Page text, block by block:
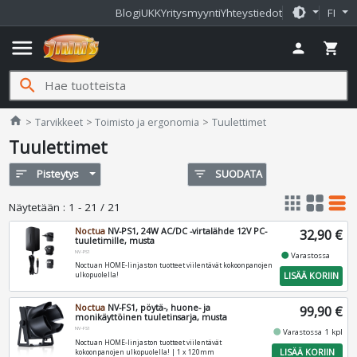
BlogiUKKYritysmyyntiYhteystiedot brightness_medium FI
menu person shopping_cart
search
home Jimms.fi
Tarvikkeet Toimisto ja ergonomia Tuulettimet
Tuulettimet
sort Pisteytys filter_list SUODATA
Näytetään : 1 - 21 / 21 apps grid_view table_rows
Noctua NV-PS1, 24W AC/DC -virtalähde 12V PC-
tuuletimille, musta
NV-PS1
Noctuan HOME-linjaston tuotteet viilentävät kokoonpanojen
ulkopuolella!
32,90 €
fiber_manual_recordVarastossa
LISÄÄ KORIIN
Noctua NV-FS1, pöytä-, huone- ja
monikäyttöinen tuuletinsarja, musta
NV-FS1
Noctuan HOME-linjaston tuotteet viilentävät
kokoonpanojen ulkopuolella! | 1 x 120mm
99,90 €
fiber_manual_recordVarastossa 1 kpl
LISÄÄ KORIIN